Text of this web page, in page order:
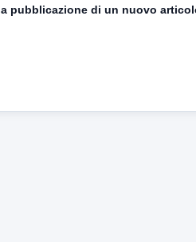
pubblicazione di un nuovo